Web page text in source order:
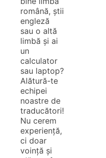
română, știi
engleză
sau o altă
limbă și ai
un
calculator
sau laptop?
Alătură-te
echipei
noastre de
traducători!
Nu cerem
experiență,
ci doar
voință și